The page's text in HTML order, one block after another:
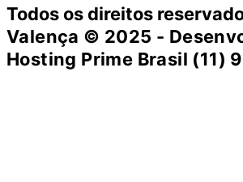
Todos os direitos
Valença © 2025 -
Hosting Prime Brasil (11)